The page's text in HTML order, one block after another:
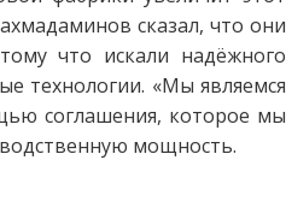
сказал, что они
что искали надёжного
технологии. «Мы являемся
соглашения, которое мы
мощность.